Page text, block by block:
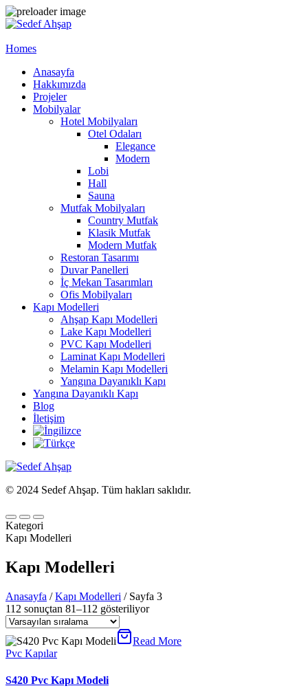
Homes
Anasayfa
Hakkımızda
Projeler
Mobilyalar
Hotel Mobilyaları
Otel Odaları
Elegance
Modern
Lobi
Hall
Sauna
Mutfak Mobilyaları
Country Mutfak
Klasik Mutfak
Modern Mutfak
Restoran Tasarımı
Duvar Panelleri
İç Mekan Tasarımları
Ofis Mobilyaları
Kapı Modelleri
Ahşap Kapı Modelleri
Lake Kapı Modelleri
PVC Kapı Modelleri
Laminat Kapı Modelleri
Melamin Kapı Modelleri
Yangına Dayanıklı Kapı
Yangına Dayanıklı Kapı
Blog
İletişim
© 2024 Sedef Ahşap. Tüm hakları saklıdır.
Kategori
Kapı Modelleri
Kapı Modelleri
Anasayfa /Kapı Modelleri / Sayfa 3
112 sonuçtan 81–112 gösteriliyor
Read More
Pvc Kapılar
S420 Pvc Kapı Modeli